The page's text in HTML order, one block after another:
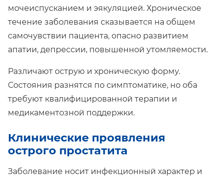
мочеиспусканием и эякуляцией. Хроническое
течение заболевания сказывается на общем
самочувствии пациента, опасно развитием
апатии, депрессии, повышенной утомляемости.
Различают острую и хроническую форму.
Состояния разнятся по симптоматике, но оба
требуют квалифицированной терапии и
медикаментозной поддержки.
Клинические проявления
острого простатита
Заболевание носит инфекционный характер и